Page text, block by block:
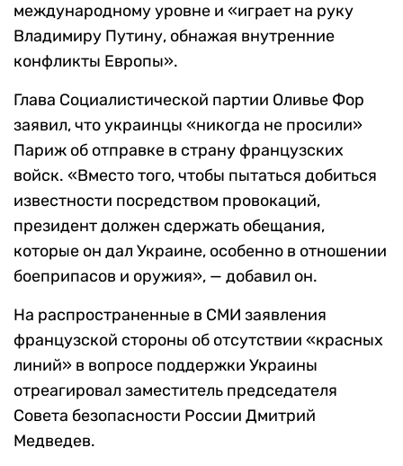
международному уровне и «играет на руку
Владимиру Путину, обнажая внутренние
конфликты Европы».
Глава Социалистической партии Оливье Фор
заявил, что украинцы «никогда не просили»
Париж об отправке в страну французских
войск. «Вместо того, чтобы пытаться добиться
известности посредством провокаций,
президент должен сдержать обещания,
которые он дал Украине, особенно в отношении
боеприпасов и оружия», — добавил он.
На распространенные в СМИ заявления
французской стороны об отсутствии «красных
линий» в вопросе поддержки Украины
отреагировал заместитель председателя
Совета безопасности России Дмитрий
Медведев.